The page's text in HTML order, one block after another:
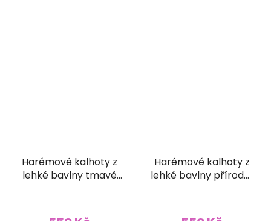
Harémové kalhoty z
lehké bavlny tmavě
Harémové kalhoty z
lehké bavlny přírodní
hodnocení